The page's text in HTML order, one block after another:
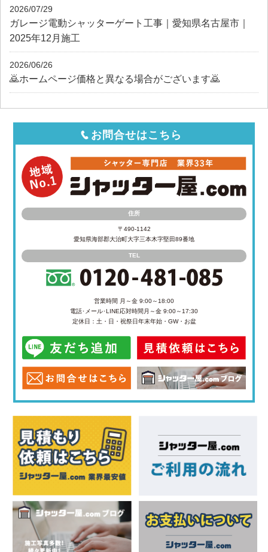
2026/07/29
ガレージ電動シャッターゲート工事｜愛知県名古屋市｜
2025年12月施工
2026/06/26
🙇ホームページ価格と異なる場合がございます🙇
お問合せはこちら
住所
〒490-1142
愛知県海部郡大治町大字三本木字堅田89番地
TEL
営業時間 月～金 9:00～18:00
電話･メール･LINE応対時間 月～金 9:00～17:30
定休日：土・日・祝祭日年末年始・GW・お盆